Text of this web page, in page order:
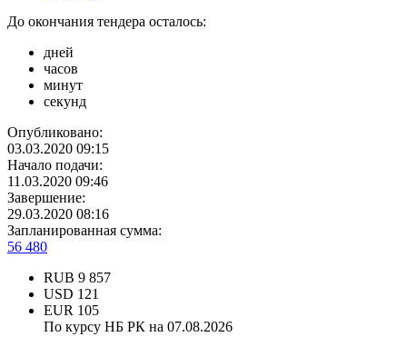
До окончания тендера осталось:
дней
часов
минут
секунд
Опубликовано:
03.03.2020 09:15
Начало подачи:
11.03.2020 09:46
Завершение:
29.03.2020 08:16
Запланированная сумма:
56 480
RUB 9 857
USD 121
EUR 105
По курсу НБ РК на 07.08.2026